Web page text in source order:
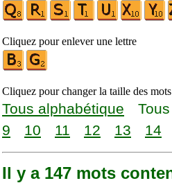
Cliquez pour enlever une lettre
Cliquez pour changer la taille des mots
Tous alphabétique
9
10 11 12 13 14
Il y a 147 mots